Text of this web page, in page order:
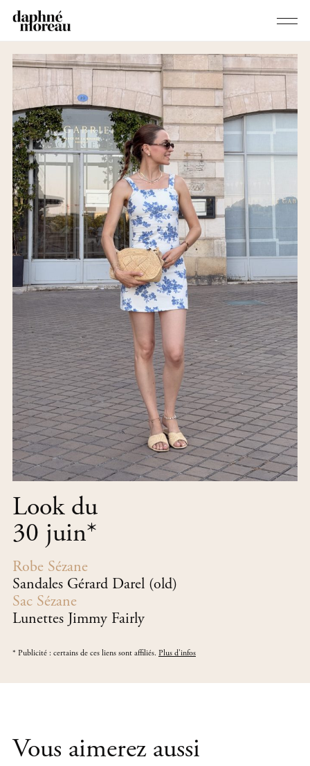
Look du
30 juin*
Robe Sézane
Sandales Gérard Darel (old)
Sac Sézane
Lunettes Jimmy Fairly
* Publicité : certains de ces liens sont affiliés. Plus d'infos
Vous aimerez aussi